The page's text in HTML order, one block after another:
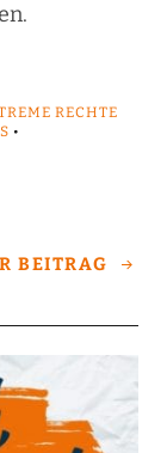
RECHTE
•
BEITRAG